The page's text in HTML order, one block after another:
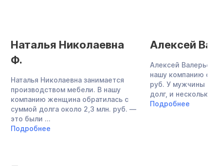
Наталья Николаевна
Ф.
Наталья Николаевна занимается
производством мебели. В нашу
компанию женщина обратилась с
суммой долга около 2,3 млн. руб. —
это были ...
Подробнее
Алексей
Алексей
нашу компанию с
руб. У мужчины
долг, и несколько
Подробнее